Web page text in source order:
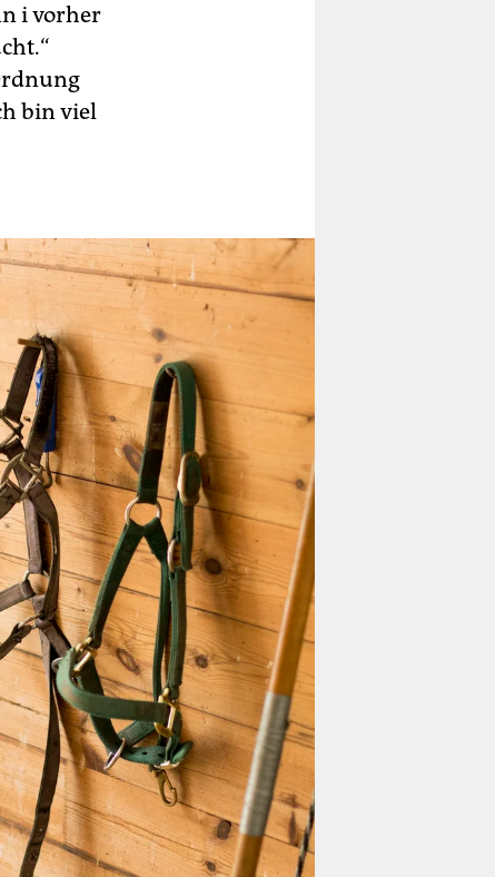
i vorher
bin viel